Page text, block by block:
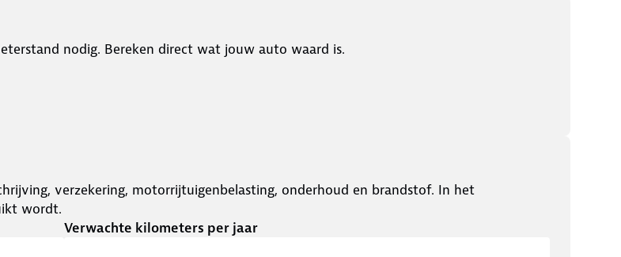
nodig. Bereken direct wat jouw auto waard is.
verzekering, motorrijtuigenbelasting, onderhoud en brandstof. In het
wordt.
Verwachte kilometers per jaar